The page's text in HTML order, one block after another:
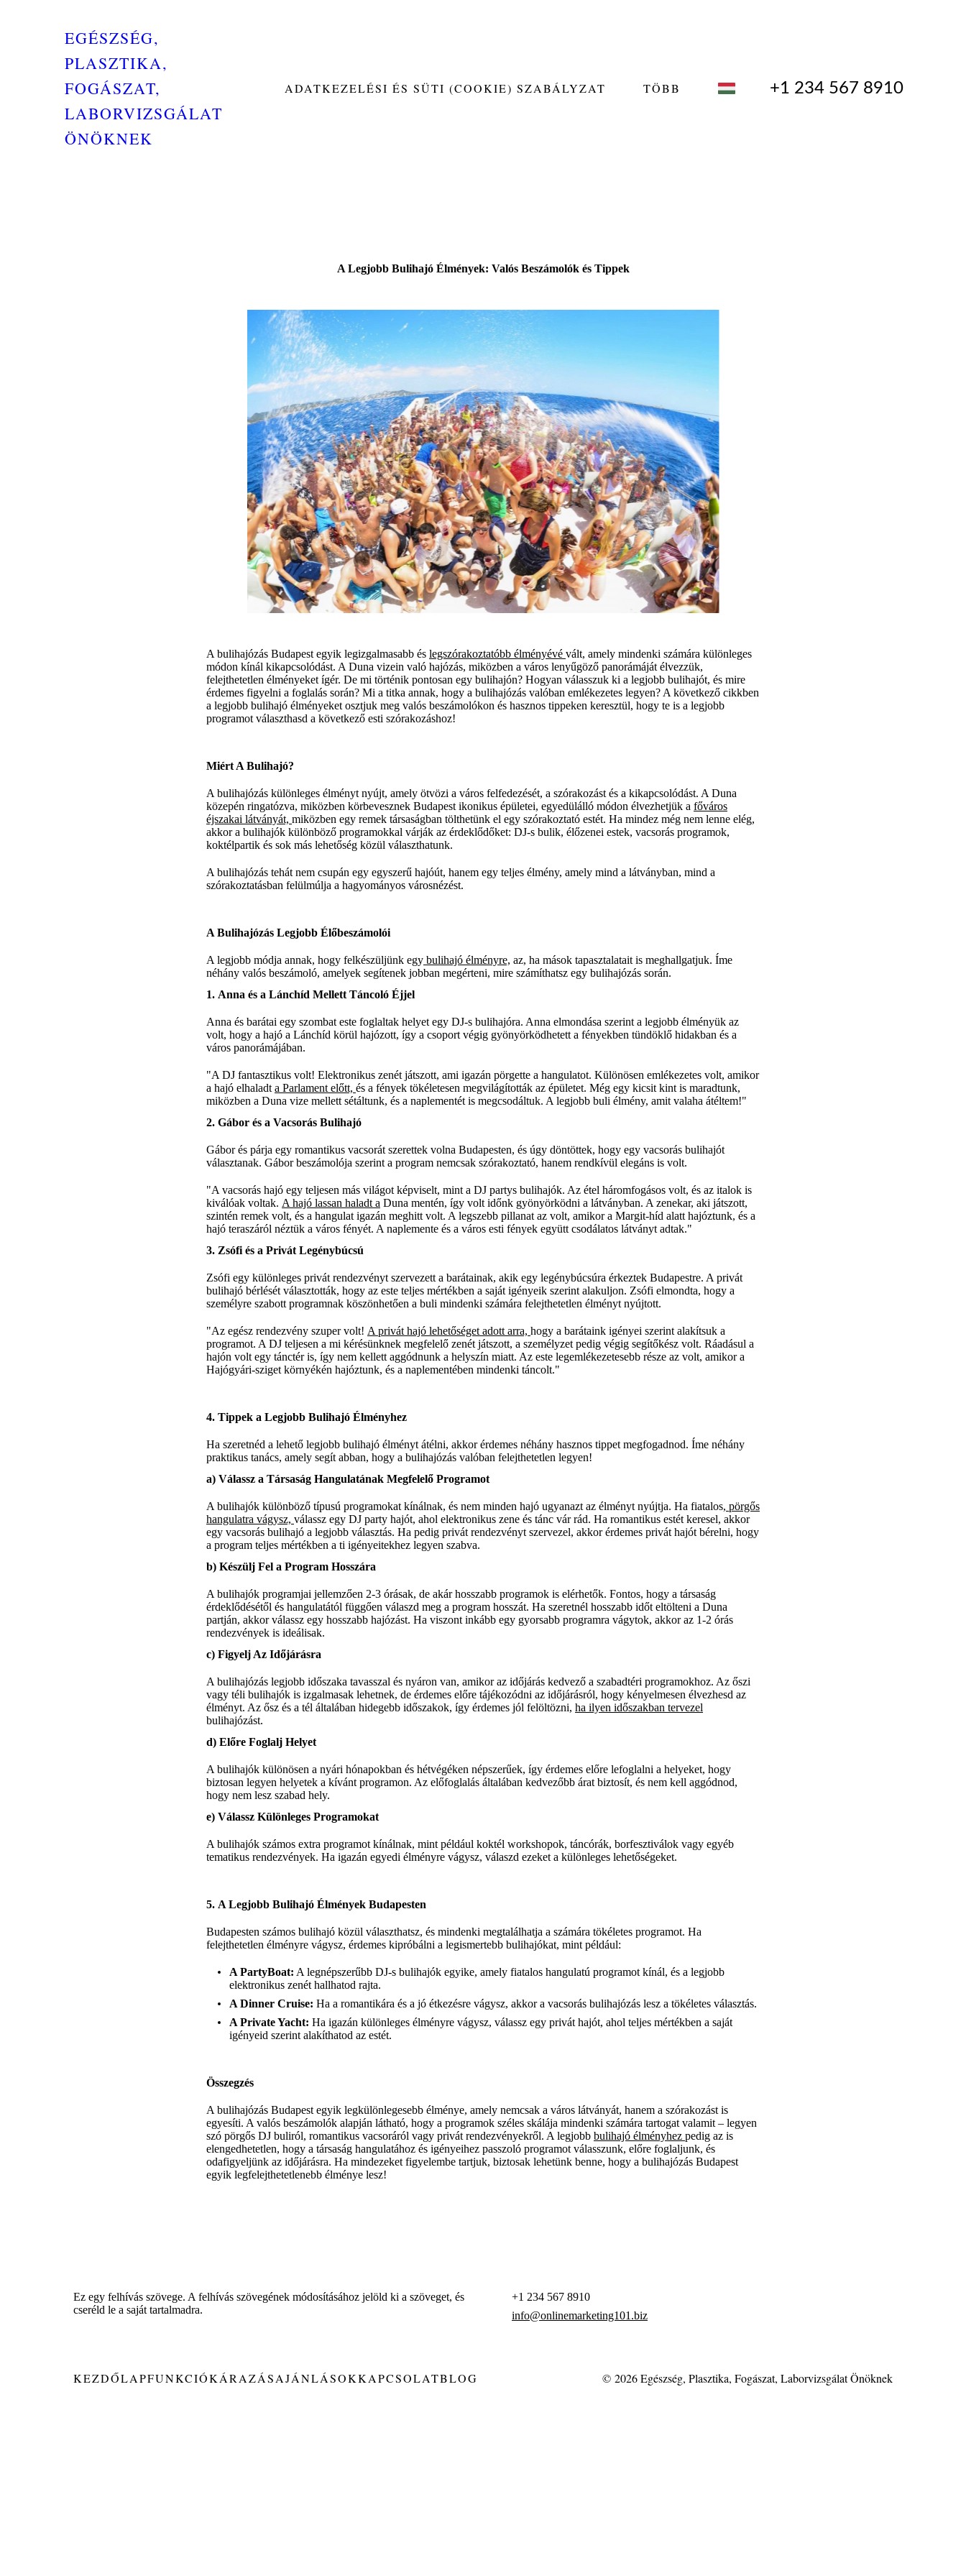
EGÉSZSÉG,
PLASZTIKA,
FOGÁSZAT,
LABORVIZSGÁLAT
ÖNÖKNEK
ADATKEZELÉSI ÉS SÜTI (COOKIE) SZABÁLYZAT TÖBB +1 234 567 8910
A Legjobb Bulihajó Élmények: Valós Beszámolók és Tippek
A bulihajózás Budapest egyik legizgalmasabb és legszórakoztatóbb élményévé vált, amely mindenki számára különleges
módon kínál kikapcsolódást. A Duna vizein való hajózás, miközben a város lenyűgöző panorámáját élvezzük,
felejthetetlen élményeket ígér. De mi történik pontosan egy bulihajón? Hogyan válasszuk ki a legjobb bulihajót, és mire
érdemes figyelni a foglalás során? Mi a titka annak, hogy a bulihajózás valóban emlékezetes legyen? A következő cikkben
a legjobb bulihajó élményeket osztjuk meg valós beszámolókon és hasznos tippeken keresztül, hogy te is a legjobb
programot választhasd a következő esti szórakozáshoz!
Miért A Bulihajó?
A bulihajózás különleges élményt nyújt, amely ötvözi a város felfedezését, a szórakozást és a kikapcsolódást. A Duna
közepén ringatózva, miközben körbevesznek Budapest ikonikus épületei, egyedülálló módon élvezhetjük a főváros
éjszakai látványát, miközben egy remek társaságban tölthetünk el egy szórakoztató estét. Ha mindez még nem lenne elég,
akkor a bulihajók különböző programokkal várják az érdeklődőket: DJ-s bulik, élőzenei estek, vacsorás programok,
koktélpartik és sok más lehetőség közül választhatunk.
A bulihajózás tehát nem csupán egy egyszerű hajóút, hanem egy teljes élmény, amely mind a látványban, mind a
szórakoztatásban felülmúlja a hagyományos városnézést.
A Bulihajózás Legjobb Élőbeszámolói
A legjobb módja annak, hogy felkészüljünk egy bulihajó élményre, az, ha mások tapasztalatait is meghallgatjuk. Íme
néhány valós beszámoló, amelyek segítenek jobban megérteni, mire számíthatsz egy bulihajózás során.
1. Anna és a Lánchíd Mellett Táncoló Éjjel
Anna és barátai egy szombat este foglaltak helyet egy DJ-s bulihajóra. Anna elmondása szerint a legjobb élményük az
volt, hogy a hajó a Lánchíd körül hajózott, így a csoport végig gyönyörködhetett a fényekben tündöklő hidakban és a
város panorámájában.
"A DJ fantasztikus volt! Elektronikus zenét játszott, ami igazán pörgette a hangulatot. Különösen emlékezetes volt, amikor
a hajó elhaladt a Parlament előtt, és a fények tökéletesen megvilágították az épületet. Még egy kicsit kint is maradtunk,
miközben a Duna vize mellett sétáltunk, és a naplementét is megcsodáltuk. A legjobb buli élmény, amit valaha átéltem!"
2. Gábor és a Vacsorás Bulihajó
Gábor és párja egy romantikus vacsorát szerettek volna Budapesten, és úgy döntöttek, hogy egy vacsorás bulihajót
választanak. Gábor beszámolója szerint a program nemcsak szórakoztató, hanem rendkívül elegáns is volt.
"A vacsorás hajó egy teljesen más világot képviselt, mint a DJ partys bulihajók. Az étel háromfogásos volt, és az italok is
kiválóak voltak. A hajó lassan haladt a Duna mentén, így volt időnk gyönyörködni a látványban. A zenekar, aki játszott,
szintén remek volt, és a hangulat igazán meghitt volt. A legszebb pillanat az volt, amikor a Margit-híd alatt hajóztunk, és a
hajó teraszáról néztük a város fényét. A naplemente és a város esti fények együtt csodálatos látványt adtak."
3. Zsófi és a Privát Legénybúcsú
Zsófi egy különleges privát rendezvényt szervezett a barátainak, akik egy legénybúcsúra érkeztek Budapestre. A privát
bulihajó bérlését választották, hogy az este teljes mértékben a saját igényeik szerint alakuljon. Zsófi elmondta, hogy a
személyre szabott programnak köszönhetően a buli mindenki számára felejthetetlen élményt nyújtott.
"Az egész rendezvény szuper volt! A privát hajó lehetőséget adott arra, hogy a barátaink igényei szerint alakítsuk a
programot. A DJ teljesen a mi kérésünknek megfelelő zenét játszott, a személyzet pedig végig segítőkész volt. Ráadásul a
hajón volt egy tánctér is, így nem kellett aggódnunk a helyszín miatt. Az este legemlékezetesebb része az volt, amikor a
Hajógyári-sziget környékén hajóztunk, és a naplementében mindenki táncolt."
4. Tippek a Legjobb Bulihajó Élményhez
Ha szeretnéd a lehető legjobb bulihajó élményt átélni, akkor érdemes néhány hasznos tippet megfogadnod. Íme néhány
praktikus tanács, amely segít abban, hogy a bulihajózás valóban felejthetetlen legyen!
a) Válassz a Társaság Hangulatának Megfelelő Programot
A bulihajók különböző típusú programokat kínálnak, és nem minden hajó ugyanazt az élményt nyújtja. Ha fiatalos, pörgős
hangulatra vágysz, válassz egy DJ party hajót, ahol elektronikus zene és tánc vár rád. Ha romantikus estét keresel, akkor
egy vacsorás bulihajó a legjobb választás. Ha pedig privát rendezvényt szervezel, akkor érdemes privát hajót bérelni, hogy
a program teljes mértékben a ti igényeitekhez legyen szabva.
b) Készülj Fel a Program Hosszára
A bulihajók programjai jellemzően 2-3 órásak, de akár hosszabb programok is elérhetők. Fontos, hogy a társaság
érdeklődésétől és hangulatától függően válaszd meg a program hosszát. Ha szeretnél hosszabb időt eltölteni a Duna
partján, akkor válassz egy hosszabb hajózást. Ha viszont inkább egy gyorsabb programra vágytok, akkor az 1-2 órás
rendezvények is ideálisak.
c) Figyelj Az Időjárásra
A bulihajózás legjobb időszaka tavasszal és nyáron van, amikor az időjárás kedvező a szabadtéri programokhoz. Az őszi
vagy téli bulihajók is izgalmasak lehetnek, de érdemes előre tájékozódni az időjárásról, hogy kényelmesen élvezhesd az
élményt. Az ősz és a tél általában hidegebb időszakok, így érdemes jól felöltözni, ha ilyen időszakban tervezel
bulihajózást.
d) Előre Foglalj Helyet
A bulihajók különösen a nyári hónapokban és hétvégéken népszerűek, így érdemes előre lefoglalni a helyeket, hogy
biztosan legyen helyetek a kívánt programon. Az előfoglalás általában kedvezőbb árat biztosít, és nem kell aggódnod,
hogy nem lesz szabad hely.
e) Válassz Különleges Programokat
A bulihajók számos extra programot kínálnak, mint például koktél workshopok, táncórák, borfesztiválok vagy egyéb
tematikus rendezvények. Ha igazán egyedi élményre vágysz, válaszd ezeket a különleges lehetőségeket.
5. A Legjobb Bulihajó Élmények Budapesten
Budapesten számos bulihajó közül választhatsz, és mindenki megtalálhatja a számára tökéletes programot. Ha
felejthetetlen élményre vágysz, érdemes kipróbálni a legismertebb bulihajókat, mint például:
A PartyBoat: A legnépszerűbb DJ-s bulihajók egyike, amely fiatalos hangulatú programot kínál, és a legjobb
elektronikus zenét hallhatod rajta.
A Dinner Cruise: Ha a romantikára és a jó étkezésre vágysz, akkor a vacsorás bulihajózás lesz a tökéletes választás.
A Private Yacht: Ha igazán különleges élményre vágysz, válassz egy privát hajót, ahol teljes mértékben a saját
igényeid szerint alakíthatod az estét.
Összegzés
A bulihajózás Budapest egyik legkülönlegesebb élménye, amely nemcsak a város látványát, hanem a szórakozást is
egyesíti. A valós beszámolók alapján látható, hogy a programok széles skálája mindenki számára tartogat valamit – legyen
szó pörgős DJ buliról, romantikus vacsoráról vagy privát rendezvényekről. A legjobb bulihajó élményhez pedig az is
elengedhetetlen, hogy a társaság hangulatához és igényeihez passzoló programot válasszunk, előre foglaljunk, és
odafigyeljünk az időjárásra. Ha mindezeket figyelembe tartjuk, biztosak lehetünk benne, hogy a bulihajózás Budapest
egyik legfelejthetetlenebb élménye lesz!
Ez egy felhívás szövege. A felhívás szövegének módosításához jelöld ki a szöveget, és
cseréld le a saját tartalmadra.
+1 234 567 8910
info@onlinemarketing101.biz
KEZDŐLAPFUNKCIÓKÁRAZÁSAJÁNLÁSOKKAPCSOLATBLOG © 2026Egészség, Plasztika, Fogászat, Laborvizsgálat Önöknek